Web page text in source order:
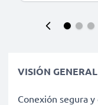
VISIÓN GENERAL
Conexión segura